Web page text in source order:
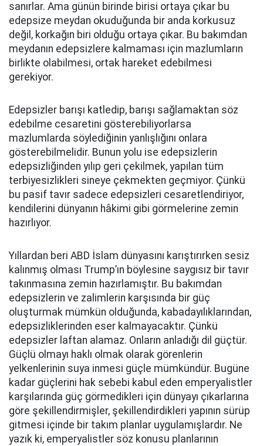
sanırlar. Ama günün birinde birisi ortaya çıkar bu
edepsize meydan okuduğunda bir anda korkusuz
değil, korkağın biri olduğu ortaya çıkar. Bu bakımdan
meydanın edepsizlere kalmaması için mazlumların
birlikte olabilmesi, ortak hareket edebilmesi
gerekiyor.
Edepsizler barışı katledip, barışı sağlamaktan söz
edebilme cesaretini gösterebiliyorlarsa
mazlumlarda söylediğinin yanlışlığını onlara
gösterebilmelidir. Bunun yolu ise edepsizlerin
edepsizliğinden yılıp geri çekilmek, yapılan tüm
terbiyesizlikleri sineye çekmekten geçmiyor. Çünkü
bu pasif tavır sadece edepsizleri cesaretlendiriyor,
kendilerini dünyanın hâkimi gibi görmelerine zemin
hazırlıyor.
Yıllardan beri ABD İslam dünyasını karıştırırken sesiz
kalınmış olması Trump’ın böylesine saygısız bir tavır
takınmasına zemin hazırlamıştır. Bu bakımdan
edepsizlerin ve zalimlerin karşısında bir güç
oluşturmak mümkün olduğunda, kabadayılıklarından,
edepsizliklerinden eser kalmayacaktır. Çünkü
edepsizler laftan alamaz. Onların anladığı dil güçtür.
Güçlü olmayı haklı olmak olarak görenlerin
yelkenlerinin suya inmesi güçle mümkündür. Bugüne
kadar güçlerini hak sebebi kabul eden emperyalistler
karşılarında güç görmedikleri için dünyayı çıkarlarına
göre şekillendirmişler, şekillendirdikleri yapının sürüp
gitmesi içinde bir takım planlar uygulamışlardır. Ne
yazık ki, emperyalistler söz konusu planlarının